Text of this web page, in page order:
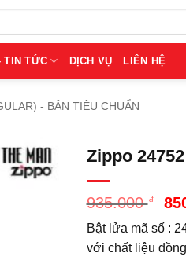
TIN TỨC DỊCH VỤ LIÊN HỆ
- BẢN TIÊU CHUẨN
Zippo
935.000₫
là:
Bật lửa mã số :
với chất liệu